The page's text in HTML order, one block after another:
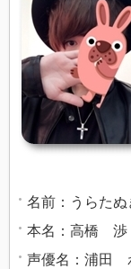
名前：うらたぬ
本名：高橋 渉
声優名：浦田